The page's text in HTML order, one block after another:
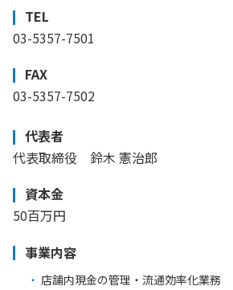
TEL
03-5357-7501
FAX
03-5357-7502
代表者
代表取締役 鈴木 憲治郎
資本金
50百万円
事業内容
店舗内現金の管理・流通効率化業務